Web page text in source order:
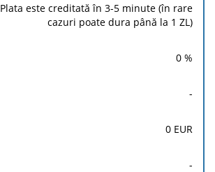
Plata este creditată în 3-5 minute (în rare
cazuri poate dura până la 1 ZL)
0 %
-
0 EUR
-